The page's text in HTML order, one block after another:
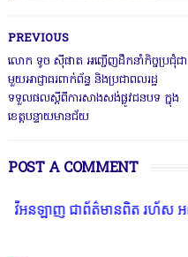
PREVIOUS
លោក ទូច ស៊ីផាត អញ្ជើញដឹកនាំកិច្ចប្រជុំជា
មួយអាជ្ញាធរពាក់ព័ន្ធ និងប្រជាពលរដ្ឋ
ទទួលផលស្ដីពីការសាងសង់ផ្លូវជនបទ ក្នុង
ខេត្តបន្ទាយមានជ័យ
POST A COMMENT
ជាព័ត៌មានពិត រហ័ស អព្យាក្រឹត និ